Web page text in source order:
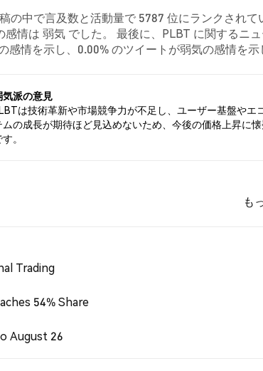
の中で言及数と活動量で 5787 位にランクされて
情は 弱気 でした。 最後に、PLBT に関するニ
情を示し、0.00% のツイートが弱気の感情を示
気派の意見
は技術革新や市場競争力が不足し、ユーザー基盤やエ
ムの成長が期待ほど見込めないため、今後の価格上昇に
。
も
Trading
54% Share
August 26